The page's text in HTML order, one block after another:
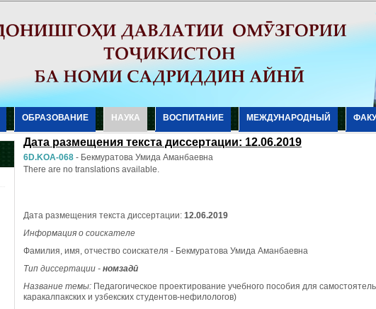
ОБРАЗОВАНИЕ НАУКА ВОСПИТАНИЕ МЕЖДУНАРОДНЫЙ
Дата размещения текста диссертации: 12.06.2019
6D.KOA-068 - Бекмуратова Умида Аманбаевна
There are no translations available.
Дата размещения текста диссертации: 12.06.2019
Информация о соискателе
Фамилия, имя, отчество соискателя - Бекмуратова Умида Аманбаевна
Тип диссертации - номзадӣ
Название темы: Педагогическое проектирование учебного пособия для
каракалпакских и узбекских студентов-нефилологов)